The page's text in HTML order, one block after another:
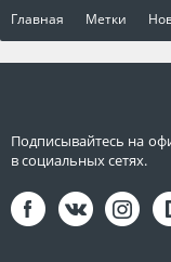
Главная Метки
Подписывайтесь на
в социальных сетях.